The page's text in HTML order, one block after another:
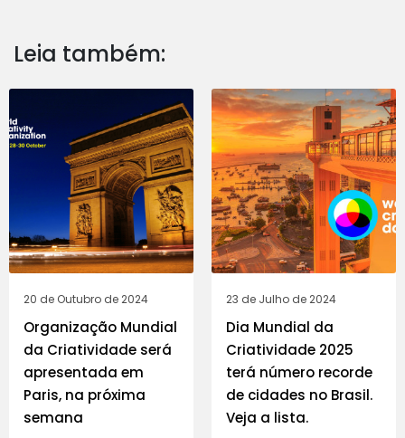
Leia também:
20 de Outubro de 2024
Organização Mundial
da Criatividade será
apresentada em
Paris, na próxima
semana
23 de Julho de 2024
Dia Mundial da
Criatividade 2025
terá número recorde
de cidades no Brasil.
Veja a lista.